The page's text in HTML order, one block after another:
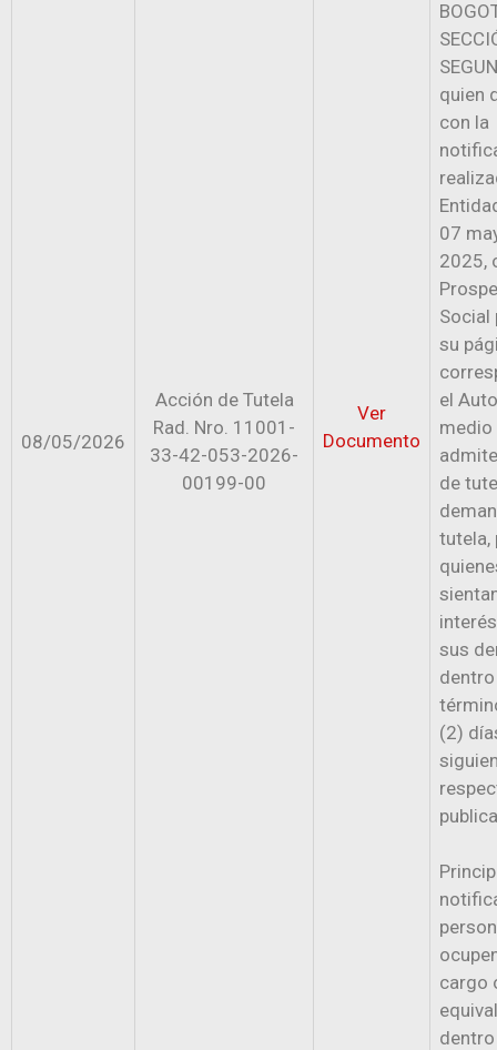
08/05/2026
Acción de Tutela
Rad. Nro. 11001-
33-42-053-2026-
00199-00
Ver
Documento
quien
con la
07
2025,
Social
su
el
medio
de
tutela,
sus
(2)
cargo